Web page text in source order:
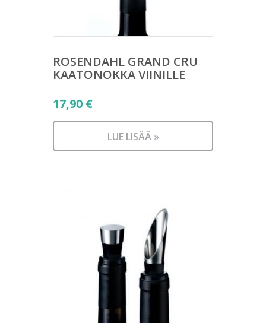
ROSENDAHL GRAND CRU
KAATONOKKA VIINILLE
17,90 €
LUE LISÄÄ »